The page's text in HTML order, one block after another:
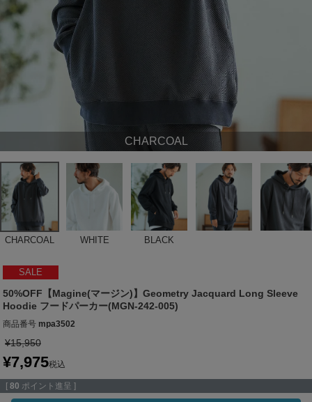
CHARCOAL
CHARCOAL WHITE BLACK
SALE
50%OFF【Magine(マージン)】Geometry Jacquard Long Sleeve
Hoodie フードパーカー(MGN-242-005)
商品番号 mpa3502
¥15,950
¥7,975税込
[ 80 ポイント進呈 ]